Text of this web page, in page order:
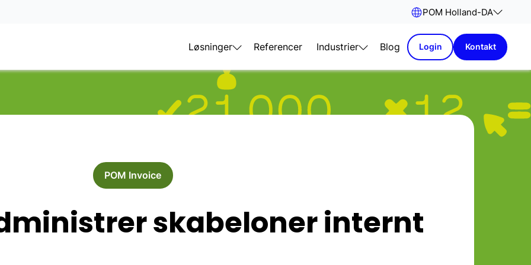
POM Holland-DA
Løsninger Referencer Industrier Blog Login Kontakt
POM Invoice
skabeloner internt